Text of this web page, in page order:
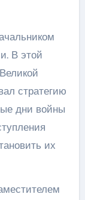
В этой
стратегию
дни войны
их